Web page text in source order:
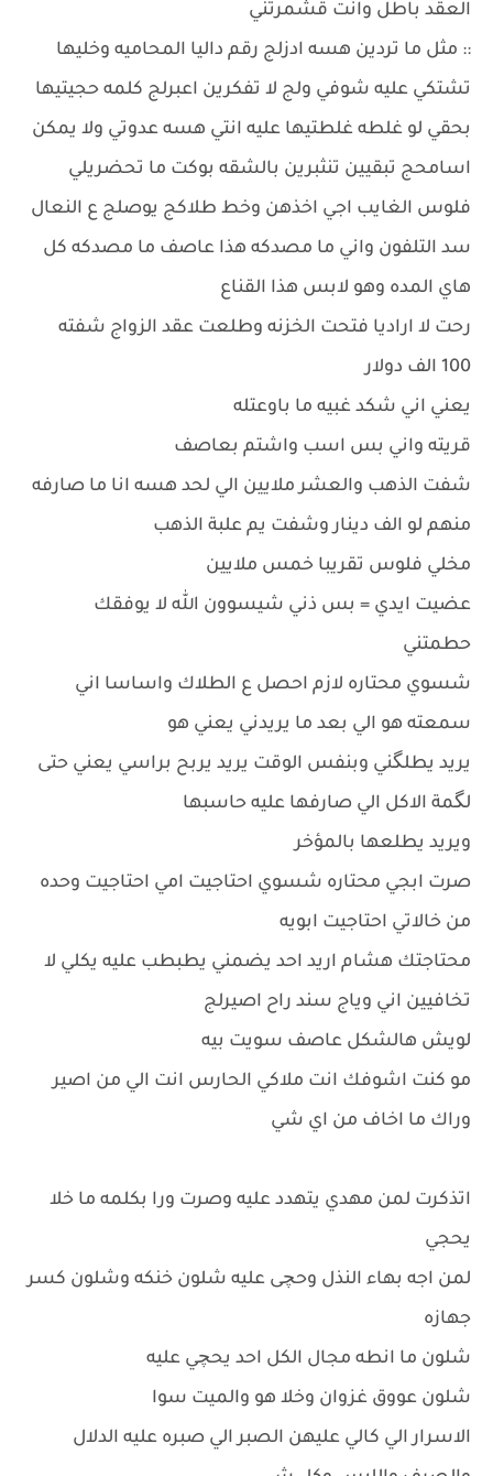
العقد باطل وانت قشمرتني
:: مثل ما تردين هسه ادزلج رقم داليا المحاميه وخليها
تشتكي عليه شوفي ولج لا تفكرين اعبرلج كلمه حجيتيها
بحقي لو غلطه غلطتيها عليه انتي هسه عدوتي ولا يمكن
اسامحج تبقيين تنثبرين بالشقه بوكت ما تحضريلي
فلوس الغايب اجي اخذهن وخط طلاكج يوصلج ع النعال
سد التلفون واني ما مصدكه هذا عاصف ما مصدكه كل
هاي المده وهو لابس هذا القناع
رحت لا اراديا فتحت الخزنه وطلعت عقد الزواج شفته
100 الف دولار
يعني اني شكد غبيه ما باوعتله
قريته واني بس اسب واشتم بعاصف
شفت الذهب والعشر ملايين الي لحد هسه انا ما صارفه
منهم لو الف دينار وشفت يم علبة الذهب
مخلي فلوس تقريبا خمس ملايين
عضيت ايدي = بس ذني شيسوون الله لا يوفقك
حطمتني
شسوي محتاره لازم احصل ع الطلاك واساسا اني
سمعته هو الي بعد ما يريدني يعني هو
يريد يطلگني وبنفس الوقت يريد يربح براسي يعني حتى
لگمة الاكل الي صارفها عليه حاسبها
ويريد يطلعها بالمؤخر
صرت ابجي محتاره شسوي احتاجيت امي احتاجيت وحده
من خالاتي احتاجيت ابويه
محتاجتك هشام اريد احد يضمني يطبطب عليه يكلي لا
تخافيين اني وياج سند راح اصيرلج
لويش هالشكل عاصف سويت بيه
مو كنت اشوفك انت ملاكي الحارس انت الي من اصير
وراك ما اخاف من اي شي
اتذكرت لمن مهدي يتهدد عليه وصرت ورا بكلمه ما خلا
يحجي
لمن اجه بهاء النذل وحچى عليه شلون خنكه وشلون كسر
جهازه
شلون ما انطه مجال الكل احد يحچي عليه
شلون عووق غزوان وخلا هو والميت سوا
الاسرار الي كالي عليهن الصبر الي صبره عليه الدلال